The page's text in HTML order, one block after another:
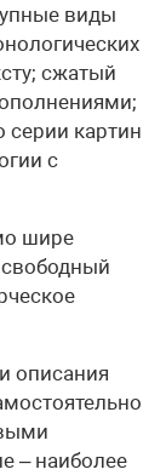
виды
сжатый
серии картин
с
шире
свободный
описания
– наиболее